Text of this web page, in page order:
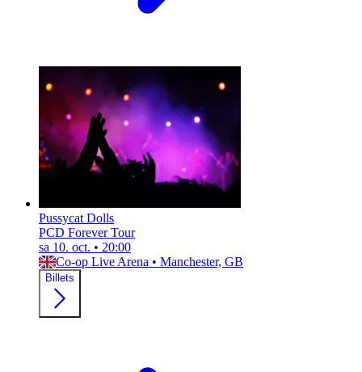
Pussycat Dolls
PCD Forever Tour
sa 10. oct. • 20:00
Co-op Live Arena • Manchester, GB
Billets